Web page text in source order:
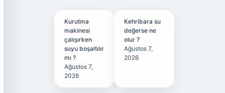
Kurutma
makinesi
çalışırken
suyu boşaltılır
mı ?
Ağustos 7,
2026
Kehribara su
değerse ne
olur ?
Ağustos 7,
2026